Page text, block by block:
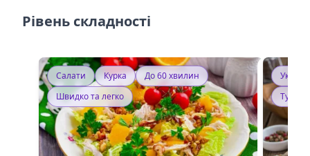
Рівень складності
Салати Курка
До 60 хвилин
Швидко та легко